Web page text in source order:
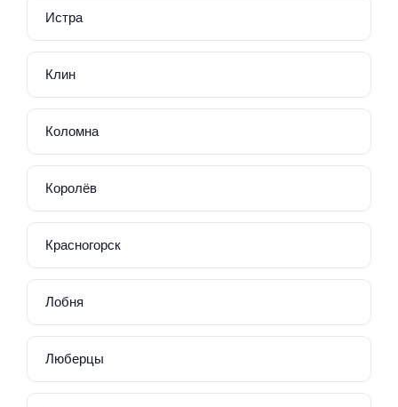
Истра
Клин
Коломна
Королёв
Красногорск
Лобня
Люберцы